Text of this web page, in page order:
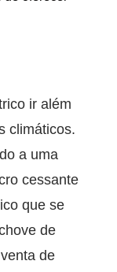
ir além
climáticos.
a uma
cessante
que se
de
de